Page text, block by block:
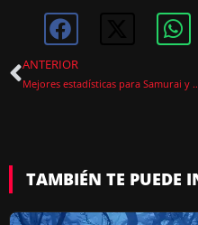
ANTERIOR
Mejores estadísticas
TAMBIÉN TE PUEDE